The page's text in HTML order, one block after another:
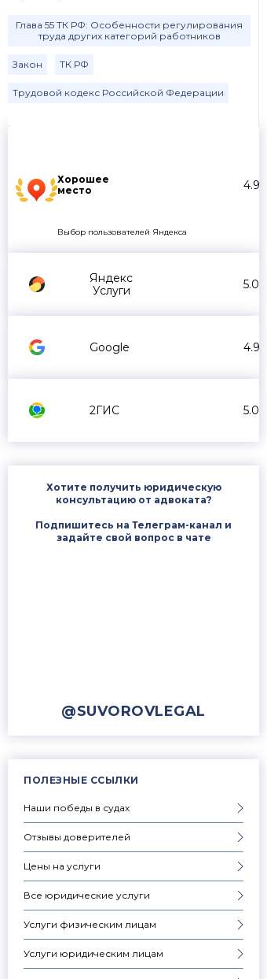
Хорошее
место
4.9
Выбор пользователей Яндекса
Яндекс
Услуги
5.0
Google 4.9
2ГИС 5.0
Хотите получить юридическую
консультацию от адвоката?
Подпишитесь на Телеграм-канал и
задайте свой вопрос в чате
@SUVOROVLEGAL
ПОЛЕЗНЫЕ ССЫЛКИ
Наши победы в судах
Отзывы доверителей
Цены на услуги
Все юридические услуги
Услуги физическим лицам
Услуги юридическим лицам
Глава 55 ТК РФ: Особенности регулирования
труда других категорий работников
Закон ТК РФ
Трудовой кодекс Российской Федерации